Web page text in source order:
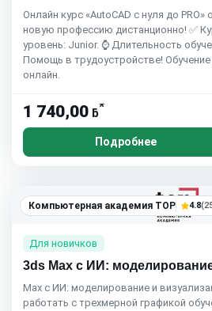
Онлайн курс «AutoCAD с нуля до PRO»
новую профессию дистанционно! ✅
уровень: Junior. ⌚ Длительность
Помощь в трудоустройстве! Обучение
онлайн.
1 740,00 ƃ*
Подробнее
Компьютерная академия TOP 4.8
Для новичков
3ds Max с ИИ:
Max с ИИ: моделирование и
работать с трехмерной графикой